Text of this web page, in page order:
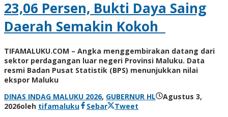
23,06 Persen, Bukti Daya Saing
Daerah Semakin Kokoh
TIFAMALUKU.COM – Angka menggembirakan datang dari
sektor perdagangan luar negeri Provinsi Maluku. Data
resmi Badan Pusat Statistik (BPS) menunjukkan nilai
ekspor Maluku
DINAS INDAG MALUKU 2026, GUBERNUR HL
Agustus 3,
2026oleh tifamaluku Sebar Tweet